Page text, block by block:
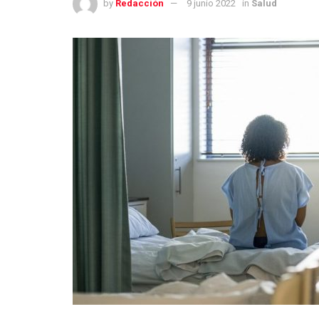
by Redacción 9 junio 2022 in Salud